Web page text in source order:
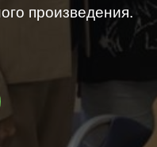
произведения.